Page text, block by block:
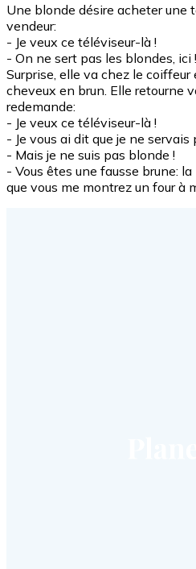
Une blonde désire acheter une
vendeur:
- Je veux ce téléviseur-là !
- On ne sert pas les blondes, ici !
Surprise, elle va chez le
cheveux en brun. Elle retourne
redemande:
- Je veux ce téléviseur-là !
- Je vous ai dit que je ne servais
- Mais je ne suis pas blonde !
- Vous êtes une fausse brune:
que vous me montrez un four à